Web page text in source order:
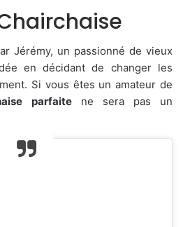
Jérémy, un passionné de vieux
en décidant de changer les
Si vous êtes un amateur de
parfaitene sera pas un